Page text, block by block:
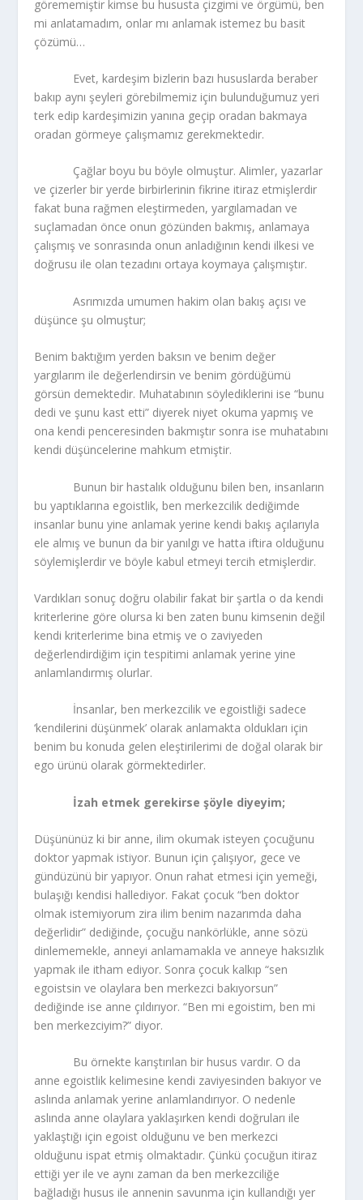
görememiştir kimse bu hususta çizgimi ve örgümü, ben
mi anlatamadım, onlar mı anlamak istemez bu basit
çözümü…
Evet, kardeşim bizlerin bazı hususlarda beraber
bakıp aynı şeyleri görebilmemiz için bulunduğumuz yeri
terk edip kardeşimizin yanına geçip oradan bakmaya
oradan görmeye çalışmamız gerekmektedir.
Çağlar boyu bu böyle olmuştur. Alimler, yazarlar
ve çizerler bir yerde birbirlerinin fikrine itiraz etmişlerdir
fakat buna rağmen eleştirmeden, yargılamadan ve
suçlamadan önce onun gözünden bakmış, anlamaya
çalışmış ve sonrasında onun anladığının kendi ilkesi ve
doğrusu ile olan tezadını ortaya koymaya çalışmıştır.
Asrımızda umumen hakim olan bakış açısı ve
düşünce şu olmuştur;
Benim baktığım yerden baksın ve benim değer
yargılarım ile değerlendirsin ve benim gördüğümü
görsün demektedir. Muhatabının söylediklerini ise “bunu
dedi ve şunu kast etti” diyerek niyet okuma yapmış ve
ona kendi penceresinden bakmıştır sonra ise muhatabını
kendi düşüncelerine mahkum etmiştir.
Bunun bir hastalık olduğunu bilen ben, insanların
bu yaptıklarına egoistlik, ben merkezcilik dediğimde
insanlar bunu yine anlamak yerine kendi bakış açılarıyla
ele almış ve bunun da bir yanılgı ve hatta iftira olduğunu
söylemişlerdir ve böyle kabul etmeyi tercih etmişlerdir.
Vardıkları sonuç doğru olabilir fakat bir şartla o da kendi
kriterlerine göre olursa ki ben zaten bunu kimsenin değil
kendi kriterlerime bina etmiş ve o zaviyeden
değerlendirdiğim için tespitimi anlamak yerine yine
anlamlandırmış olurlar.
İnsanlar, ben merkezcilik ve egoistliği sadece
‘kendilerini düşünmek’ olarak anlamakta oldukları için
benim bu konuda gelen eleştirilerimi de doğal olarak bir
ego ürünü olarak görmektedirler.
İzah etmek gerekirse şöyle diyeyim;
Düşününüz ki bir anne, ilim okumak isteyen çocuğunu
doktor yapmak istiyor. Bunun için çalışıyor, gece ve
gündüzünü bir yapıyor. Onun rahat etmesi için yemeği,
bulaşığı kendisi hallediyor. Fakat çocuk “ben doktor
olmak istemiyorum zira ilim benim nazarımda daha
değerlidir” dediğinde, çocuğu nankörlükle, anne sözü
dinlememekle, anneyi anlamamakla ve anneye haksızlık
yapmak ile itham ediyor. Sonra çocuk kalkıp “sen
egoistsin ve olaylara ben merkezci bakıyorsun”
dediğinde ise anne çıldırıyor. “Ben mi egoistim, ben mi
ben merkezciyim?” diyor.
Bu örnekte karıştırılan bir husus vardır. O da
anne egoistlik kelimesine kendi zaviyesinden bakıyor ve
aslında anlamak yerine anlamlandırıyor. O nedenle
aslında anne olaylara yaklaşırken kendi doğruları ile
yaklaştığı için egoist olduğunu ve ben merkezci
olduğunu ispat etmiş olmaktadır. Çünkü çocuğun itiraz
ettiği yer ile ve aynı zaman da ben merkezciliğe
bağladığı husus ile annenin savunma için kullandığı yer